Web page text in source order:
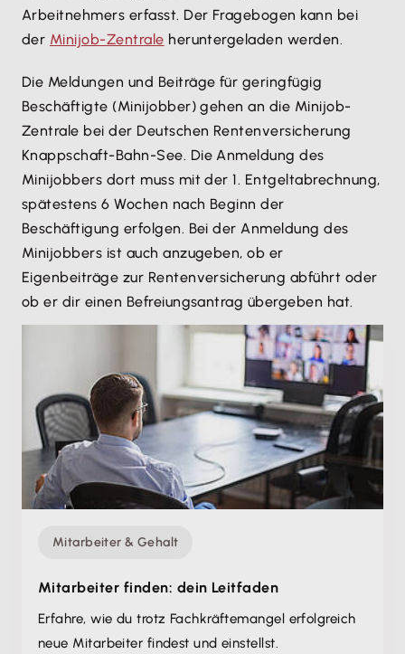
Arbeitnehmers erfasst. Der Fragebogen kann bei
der Minijob-Zentrale heruntergeladen werden.
Die Meldungen und Beiträge für geringfügig
Beschäftigte (Minijobber) gehen an die Minijob-
Zentrale bei der Deutschen Rentenversicherung
Knappschaft-Bahn-See. Die Anmeldung des
Minijobbers dort muss mit der 1. Entgeltabrechnung,
spätestens 6 Wochen nach Beginn der
Beschäftigung erfolgen. Bei der Anmeldung des
Minijobbers ist auch anzugeben, ob er
Eigenbeiträge zur Rentenversicherung abführt oder
ob er dir einen Befreiungsantrag übergeben hat.
Mitarbeiter & Gehalt
Mitarbeiter finden: dein Leitfaden
Erfahre, wie du trotz Fachkräftemangel erfolgreich
neue Mitarbeiter findest und einstellst.